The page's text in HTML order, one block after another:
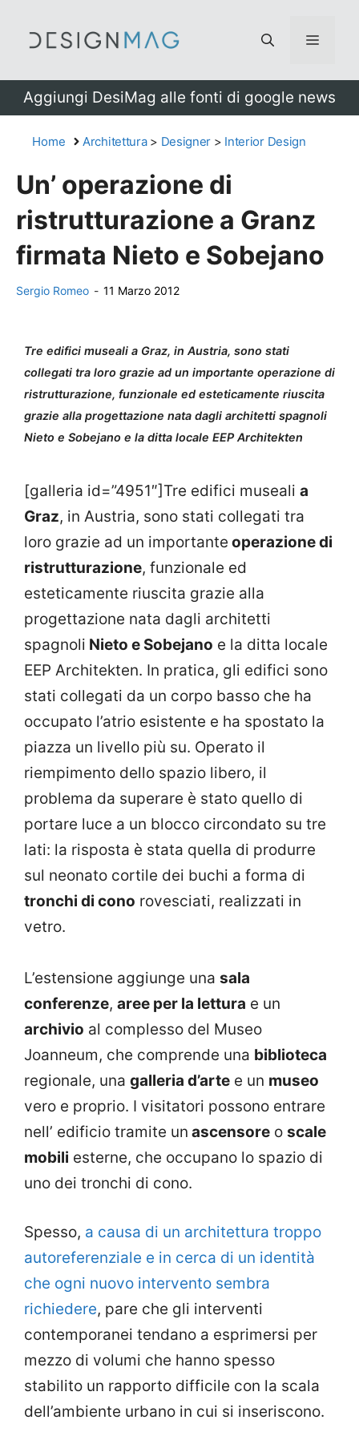
Menu
Aggiungi DesiMag alle fonti di google news
Home Architettura> Designer > Interior Design
Un’ operazione di
ristrutturazione a Granz
firmata Nieto e Sobejano
Sergio Romeo - 11 Marzo 2012
Tre edifici museali a Graz, in Austria, sono stati
collegati tra loro grazie ad un importante operazione di
ristrutturazione, funzionale ed esteticamente riuscita
grazie alla progettazione nata dagli architetti spagnoli
Nieto e Sobejano e la ditta locale EEP Architekten
[galleria id=”4951″]Tre edifici museali a
Graz, in Austria, sono stati collegati tra
loro grazie ad un importante operazione di
ristrutturazione, funzionale ed
esteticamente riuscita grazie alla
progettazione nata dagli architetti
spagnoli Nieto e Sobejano e la ditta locale
EEP Architekten. In pratica, gli edifici sono
stati collegati da un corpo basso che ha
occupato l’atrio esistente e ha spostato la
piazza un livello più su. Operato il
riempimento dello spazio libero, il
problema da superare è stato quello di
portare luce a un blocco circondato su tre
lati: la risposta è stata quella di produrre
sul neonato cortile dei buchi a forma di
tronchi di cono rovesciati, realizzati in
vetro.
L’estensione aggiunge una sala
conferenze, aree per la lettura e un
archivio al complesso del Museo
Joanneum, che comprende una biblioteca
regionale, una galleria d’arte e un museo
vero e proprio. I visitatori possono entrare
nell’ edificio tramite un ascensore o scale
mobili esterne, che occupano lo spazio di
uno dei tronchi di cono.
Spesso, a causa di un architettura troppo
autoreferenziale e in cerca di un identità
che ogni nuovo intervento sembra
richiedere, pare che gli interventi
contemporanei tendano a esprimersi per
mezzo di volumi che hanno spesso
stabilito un rapporto difficile con la scala
dell’ambiente urbano in cui si inseriscono.